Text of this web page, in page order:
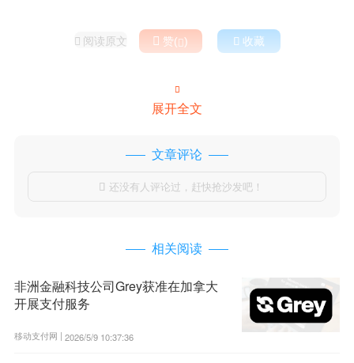
 阅读原文  赞()  收藏

展开全文
文章评论
 还没有人评论过，赶快抢沙发吧！
相关阅读
非洲金融科技公司Grey获准在加拿大
开展支付服务
移动支付网 | 2026/5/9 10:37:36